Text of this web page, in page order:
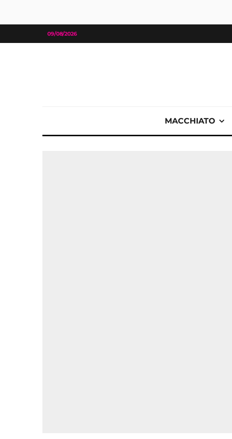
09/08/2026
MACCHIATO